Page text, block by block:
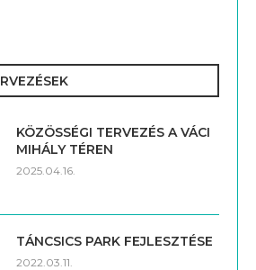
KÖZÖSSÉGI TERVEZÉS A VÁCI
MIHÁLY TÉREN
2025.04.16.
TÁNCSICS PARK FEJLESZTÉSE
2022.03.11.